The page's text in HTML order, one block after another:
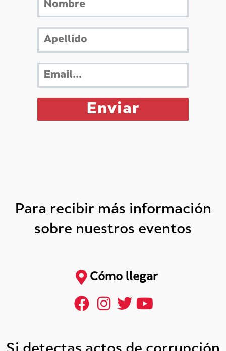
Para recibir más información
sobre nuestros eventos
Cómo llegar